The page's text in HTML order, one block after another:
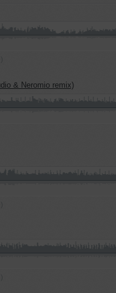
& Neromio remix)